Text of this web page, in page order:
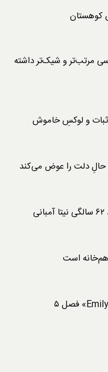
کوهستان
مرتب‌تر و شیک‌تر داشته
ثبات و لوکسِ خاموش
حالِ دلت را عوض می‌کند
هم‌خانه است